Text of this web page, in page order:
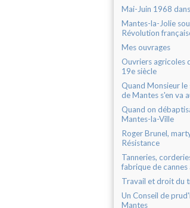
Mai-Juin 1968
Mantes-la-Jolie
Révolution
Mes ouvrages
Ouvriers agricoles
19e siècle
Quand Monsieur
de Mantes s'en va
Quand on
Mantes-la-Ville
Roger Brunel,
Résistance
Tanneries,
fabrique de cannes
Travail et droit du
Un Conseil de
Mantes